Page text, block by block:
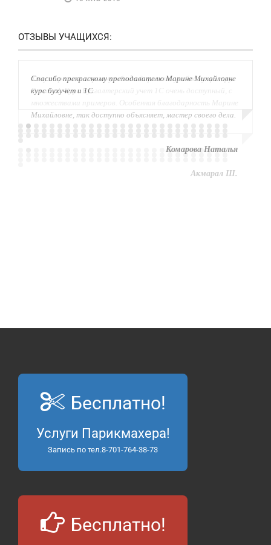
ОТЗЫВЫ УЧАЩИХСЯ:
Спасибо прекрасному преподавателю Марине Михайловне
курс бухучет и 1С
Комарова Наталья
Бесплатно!
Услуги Парикмахера!
Запись по тел.8-701-764-38-73
Бесплатно!